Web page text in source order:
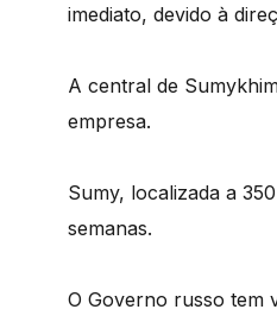
imediato, devido à
A central de
empresa.
Sumy, localizada a
semanas.
O Governo russo tem